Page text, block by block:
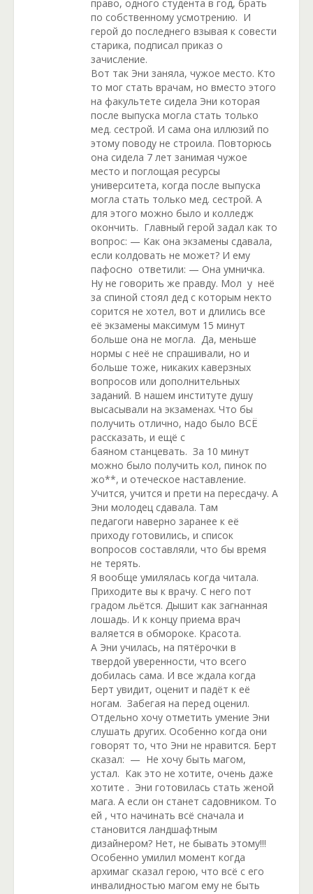
право, одного студента в год, брать
по собственному усмотрению. И
герой до последнего взывая к совести
старика, подписал приказ о
зачисление.
Вот так Эни заняла, чужое место. Кто
то мог стать врачам, но вместо этого
на факультете сидела Эни которая
после выпуска могла стать только
мед. сестрой. И сама она иллюзий по
этому поводу не строила. Повторюсь
она сидела 7 лет занимая чужое
место и поглощая ресурсы
университета, когда после выпуска
могла стать только мед. сестрой. А
для этого можно было и колледж
окончить. Главный герой задал как то
вопрос: — Как она экзамены сдавала,
если колдовать не может? И ему
пафосно ответили: — Она умничка.
Ну не говорить же правду. Мол у неё
за спиной стоял дед с которым некто
сорится не хотел, вот и длились все
её экзамены максимум 15 минут
больше она не могла. Да, меньше
нормы с неё не спрашивали, но и
больше тоже, никаких каверзных
вопросов или дополнительных
заданий. В нашем институте душу
высасывали на экзаменах. Что бы
получить отлично, надо было ВСЁ
рассказать, и ещё с
баяном станцевать. За 10 минут
можно было получить кол, пинок по
жо**, и отеческое наставление.
Учится, учится и прети на пересдачу. А
Эни молодец сдавала. Там
педагоги наверно заранее к её
приходу готовились, и список
вопросов составляли, что бы время
не терять.
Я вообще умилялась когда читала.
Приходите вы к врачу. С него пот
градом льётся. Дышит как загнанная
лошадь. И к концу приема врач
валяется в обмороке. Красота.
А Эни училась, на пятёрочки в
твердой уверенности, что всего
добилась сама. И все ждала когда
Берт увидит, оценит и падёт к её
ногам. Забегая на перед оценил.
Отдельно хочу отметить умение Эни
слушать других. Особенно когда они
говорят то, что Эни не нравится. Берт
сказал: — Не хочу быть магом,
устал. Как это не хотите, очень даже
хотите . Эни готовилась стать женой
мага. А если он станет садовником. То
ей , что начинать всё сначала и
становится ландшафтным
дизайнером? Нет, не бывать этому!!!
Особенно умилил момент когда
архимаг сказал герою, что всё с его
инвалидностью магом ему не быть